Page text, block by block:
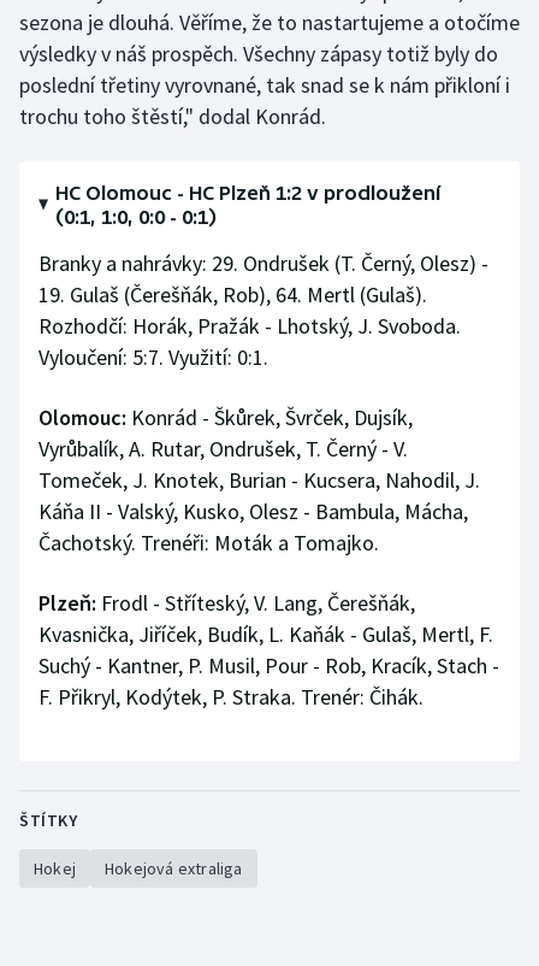
sezona je dlouhá. Věříme, že to nastartujeme a otočíme
výsledky v náš prospěch. Všechny zápasy totiž byly do
poslední třetiny vyrovnané, tak snad se k nám přikloní i
trochu toho štěstí," dodal Konrád.
HC Olomouc - HC Plzeň 1:2 v prodloužení
(0:1, 1:0, 0:0 - 0:1)
Branky a nahrávky: 29. Ondrušek (T. Černý, Olesz) -
19. Gulaš (Čerešňák, Rob), 64. Mertl (Gulaš).
Rozhodčí: Horák, Pražák - Lhotský, J. Svoboda.
Vyloučení: 5:7. Využití: 0:1.
Olomouc: Konrád - Škůrek, Švrček, Dujsík,
Vyrůbalík, A. Rutar, Ondrušek, T. Černý - V.
Tomeček, J. Knotek, Burian - Kucsera, Nahodil, J.
Káňa II - Valský, Kusko, Olesz - Bambula, Mácha,
Čachotský. Trenéři: Moták a Tomajko.
Plzeň: Frodl - Stříteský, V. Lang, Čerešňák,
Kvasnička, Jiříček, Budík, L. Kaňák - Gulaš, Mertl, F.
Suchý - Kantner, P. Musil, Pour - Rob, Kracík, Stach -
F. Přikryl, Kodýtek, P. Straka. Trenér: Čihák.
ŠTÍTKY
Hokej Hokejová extraliga